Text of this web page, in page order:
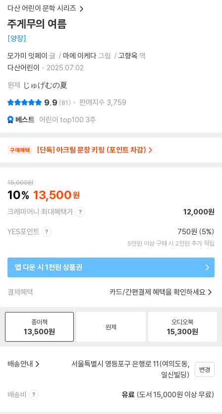
다산 어린이 문학 시리즈
주게무의 여름
양장
모가미 잇페이 글 마메 이케다그림 고향옥 역
다산어린이
2025.07.02.
원제 じゅげむの夏
9.9 81 판매지수 3,759
베스트 어린이 top100 3주
구매혜택 [단독] 아크릴 문장 키링 (포인트 차감)
15,000원
10 13,500
크레마머니 최대혜택가 12,000원
YES포인트 750원 (5%)
5만원 이상 구매 시 2천원 추가 적립
앱 다운 시 1천원 상품권
결제혜택 카드/간편결제 혜택을 확인하세요
종이책
13,500원 원제
오디오북
15,300원
배송안내
서울특별시 영등포구 은행로 11(여의도동,
일신빌딩)
변경
배송비 유료 (도서 15,000원 이상 무료)